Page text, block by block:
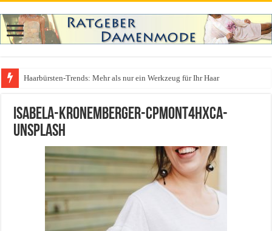
Haarbürsten-Trends: Mehr als nur ein Werkzeug für Ihr Haar
Was zieht man auf ein Festival an? Dein ultimativer Styleguide für die
isabela-kronemberger-cPMOnt4HxcA-
unsplash